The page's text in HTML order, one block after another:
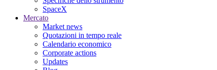
SpaceX
Mercato
Market news
Quotazioni in tempo reale
Calendario economico
Corporate actions
Updates